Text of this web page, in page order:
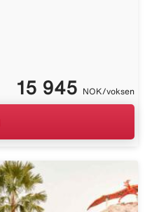
15 945 NOK/voksen